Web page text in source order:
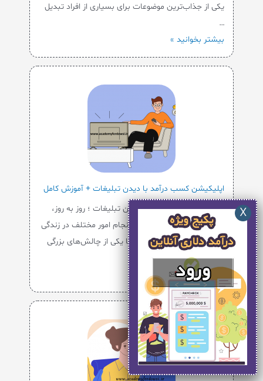
یکی از جذاب‌ترین موضوعات برای بسیاری از افراد تبدیل
…
بیشتر بخوانید »
اپلیکیشن کسب درآمد با دیدن تبلیغات + آموزش کامل
اپلیکیشن کسب درآمد با دیدن تبلیغات ؛ روز به روز،
استفاده از اپلیکیشن‌ها برای انجام امور مختلف در زندگی
روزمره، افزایش یافته است. اما یکی از چالش‌های بزرگی
که برای …
بیشتر بخوانید »